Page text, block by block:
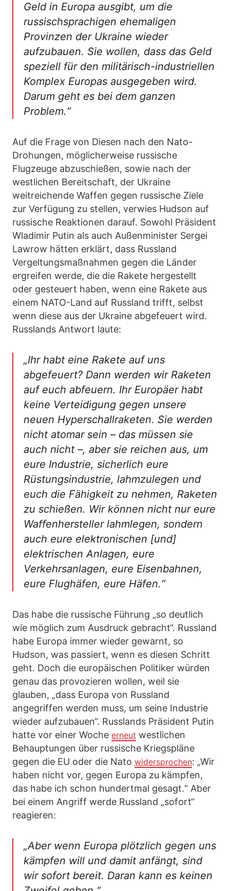
Geld in Europa ausgibt, um die
russischsprachigen ehemaligen
Provinzen der Ukraine wieder
aufzubauen. Sie wollen, dass das Geld
speziell für den militärisch-industriellen
Komplex Europas ausgegeben wird.
Darum geht es bei dem ganzen
Problem.“
Auf die Frage von Diesen nach den Nato-
Drohungen, möglicherweise russische
Flugzeuge abzuschießen, sowie nach der
westlichen Bereitschaft, der Ukraine
weitreichende Waffen gegen russische Ziele
zur Verfügung zu stellen, verwies Hudson auf
russische Reaktionen darauf. Sowohl Präsident
Wladimir Putin als auch Außenminister Sergei
Lawrow hätten erklärt, dass Russland
Vergeltungsmaßnahmen gegen die Länder
ergreifen werde, die die Rakete hergestellt
oder gesteuert haben, wenn eine Rakete aus
einem NATO-Land auf Russland trifft, selbst
wenn diese aus der Ukraine abgefeuert wird.
Russlands Antwort laute:
„Ihr habt eine Rakete auf uns
abgefeuert? Dann werden wir Raketen
auf euch abfeuern. Ihr Europäer habt
keine Verteidigung gegen unsere
neuen Hyperschallraketen. Sie werden
nicht atomar sein – das müssen sie
auch nicht –, aber sie reichen aus, um
eure Industrie, sicherlich eure
Rüstungsindustrie, lahmzulegen und
euch die Fähigkeit zu nehmen, Raketen
zu schießen. Wir können nicht nur eure
Waffenhersteller lahmlegen, sondern
auch eure elektronischen [und]
elektrischen Anlagen, eure
Verkehrsanlagen, eure Eisenbahnen,
eure Flughäfen, eure Häfen.“
Das habe die russische Führung „so deutlich
wie möglich zum Ausdruck gebracht“. Russland
habe Europa immer wieder gewarnt, so
Hudson, was passiert, wenn es diesen Schritt
geht. Doch die europäischen Politiker würden
genau das provozieren wollen, weil sie
glauben, „dass Europa von Russland
angegriffen werden muss, um seine Industrie
wieder aufzubauen“. Russlands Präsident Putin
hatte vor einer Woche erneut westlichen
Behauptungen über russische Kriegspläne
gegen die EU oder die Nato widersprochen: „Wir
haben nicht vor, gegen Europa zu kämpfen,
das habe ich schon hundertmal gesagt.“ Aber
bei einem Angriff werde Russland „sofort“
reagieren:
„Aber wenn Europa plötzlich gegen uns
kämpfen will und damit anfängt, sind
wir sofort bereit. Daran kann es keinen